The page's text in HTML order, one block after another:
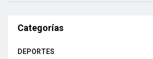
Categorías
DEPORTES